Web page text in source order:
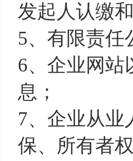
发起人认缴
5、有限责任
6、企业网站
息；
7、企业从业
保、所有者